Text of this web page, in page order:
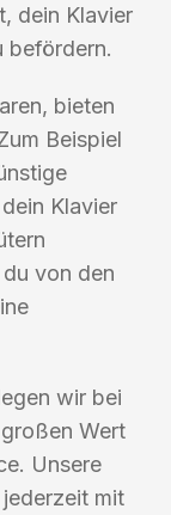
dein Klavier
befördern.
bieten
Beispiel
Klavier
von den
wir bei
Wert
Unsere
mit